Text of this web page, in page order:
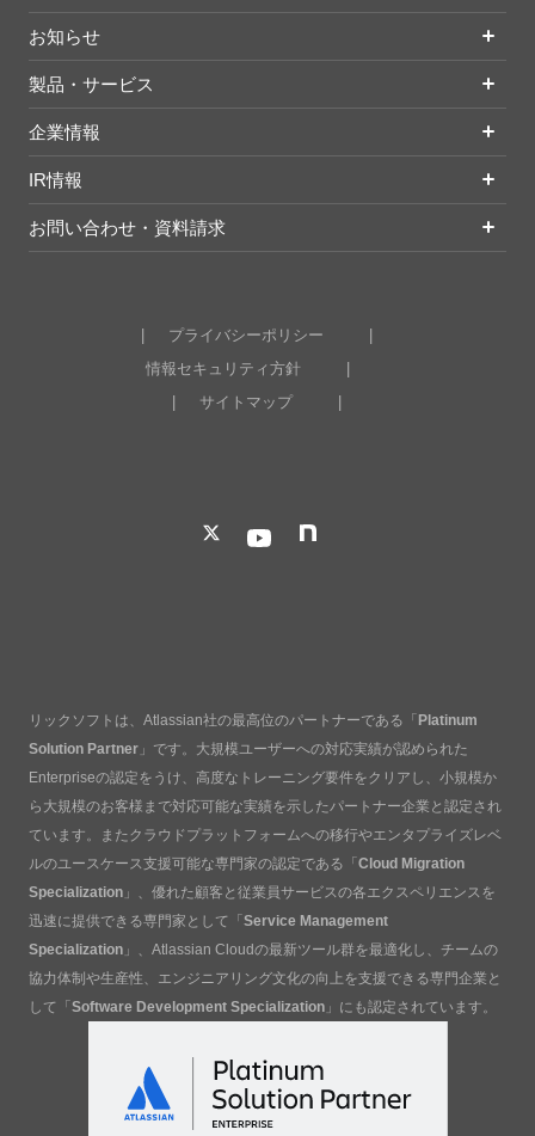
お知らせ
製品・サービス
企業情報
IR情報
お問い合わせ・資料請求
プライバシーポリシー
情報セキュリティ方針
サイトマップ
リックソフトは、Atlassian社の最高位のパートナーである「Platinum
Solution Partner 」です。大規模ユーザーへの対応実績が認められた
Enterpriseの認定をうけ、高度なトレーニング要件をクリアし、小規模か
ら大規模のお客様まで対応可能な実績を示したパートナー企業と認定され
ています。またクラウドプラットフォームへの移行やエンタプライズレベ
ルのユースケース支援可能な専門家の認定である「Cloud Migration
Specialization 」、優れた顧客と従業員サービスの各エクスペリエンスを
迅速に提供できる専門家として「Service Management
Specialization 」、Atlassian Cloudの最新ツール群を最適化し、チームの
協力体制や生産性、エンジニアリング文化の向上を支援できる専門企業と
して「Software Development Specialization 」にも認定されています。